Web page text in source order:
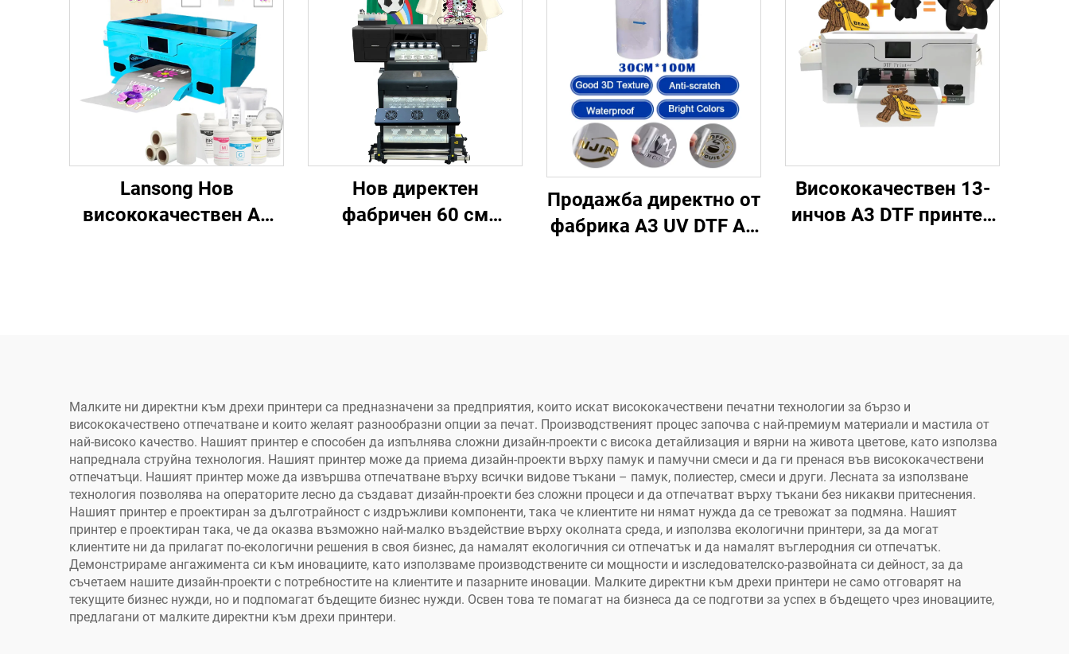
Lansong Нов
висококачествен A3
бизнес
Нов директен
фабричен 60 см
Продажба директно от
фабрика A3 UV DTF AB
температура)
Висококачествен 13-
инчов A3 DTF принтер
Малките ни директни към дрехи принтери са предназначени за предприятия, които искат висококачествени печатни технологии за бързо и
висококачествено отпечатване и които желаят разнообразни опции за печат. Производственият процес започва с най-премиум материали и мастила от
най-високо качество. Нашият принтер е способен да изпълнява сложни дизайн-проекти с висока детайлизация и вярни на живота цветове, като използва
напреднала струйна технология. Нашият принтер може да приема дизайн-проекти върху памук и памучни смеси и да ги пренася във висококачествени
отпечатъци. Нашият принтер може да извършва отпечатване върху всички видове тъкани – памук, полиестер, смеси и други. Лесната за използване
технология позволява на операторите лесно да създават дизайн-проекти без сложни процеси и да отпечатват върху тъкани без никакви притеснения.
Нашият принтер е проектиран за дълготрайност с издръжливи компоненти, така че клиентите ни нямат нужда да се тревожат за подмяна. Нашият
принтер е проектиран така, че да оказва възможно най-малко въздействие върху околната среда, и използва екологични принтери, за да могат
клиентите ни да прилагат по-екологични решения в своя бизнес, да намалят екологичния си отпечатък и да намалят въглеродния си отпечатък.
Демонстрираме ангажимента си към иновациите, като използваме производствените си мощности и изследователско-развойната си дейност, за да
съчетаем нашите дизайн-проекти с потребностите на клиентите и пазарните иновации. Малките директни към дрехи принтери не само отговарят на
текущите бизнес нужди, но и подпомагат бъдещите бизнес нужди. Освен това те помагат на бизнеса да се подготви за успех в бъдещето чрез иновациите,
предлагани от малките директни към дрехи принтери.